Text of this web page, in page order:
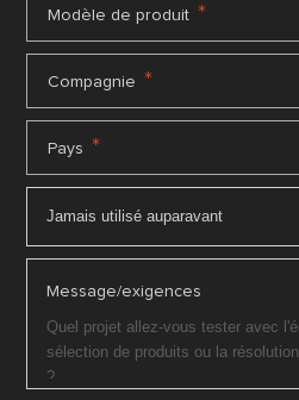
Modèle de produit *
Compagnie *
Pays *
Message/exigences